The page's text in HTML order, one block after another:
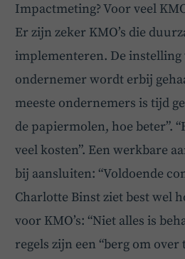
Impactmeting? Voor veel
Er zijn zeker KMO’s die
implementeren. De instelling
ondernemer wordt erbij
meeste ondernemers is tijd
de papiermolen, hoe beter”.
veel kosten”. Een werkbare
bij aansluiten: “Voldoende
Charlotte Binst ziet best wel
voor KMO’s: “Niet alles is
regels zijn een “berg om over